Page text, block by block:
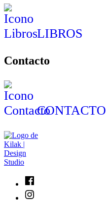
LIBROS
Contacto
CONTACTO
Facebook
Instagram